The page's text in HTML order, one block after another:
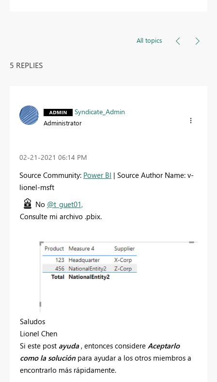
All topics
5 REPLIES
Syndicate_Admin
Administrator
‎02-21-2021 06:14 PM
Source Community: Power BI | Source Author Name: v-
lionel-msft
No @t_guet01,
Consulte mi archivo .pbix.
Saludos
Lionel Chen
Si este post ayuda , entonces considere Aceptarlo
como la solución para ayudar a los otros miembros a
encontrarlo más rápidamente.